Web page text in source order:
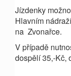
Jízdenky
Hlavním
na Zvonařce.
V případě
dospělí 35,-Kč,